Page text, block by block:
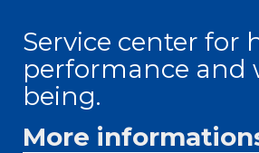
Service center for
performance and
being.
More